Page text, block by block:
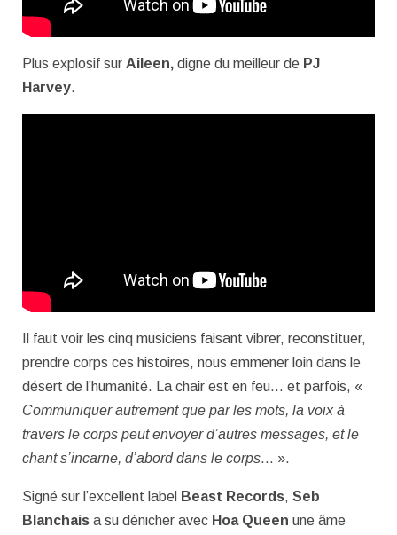
Plus explosif sur Aileen, digne du meilleur de PJ
Harvey.
Il faut voir les cinq musiciens faisant vibrer, reconstituer,
prendre corps ces histoires, nous emmener loin dans le
désert de l’humanité. La chair est en feu… et parfois, «
Communiquer autrement que par les mots, la voix à
travers le corps peut envoyer d’autres messages, et le
chant s’incarne, d’abord dans le corps… ».
Signé sur l’excellent label Beast Records, Seb
Blanchais a su dénicher avec Hoa Queen une âme